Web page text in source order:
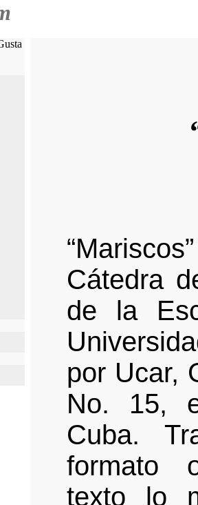
Cátedra
de la
por Ucar,
No. 15,
Cuba.
formato
texto lo